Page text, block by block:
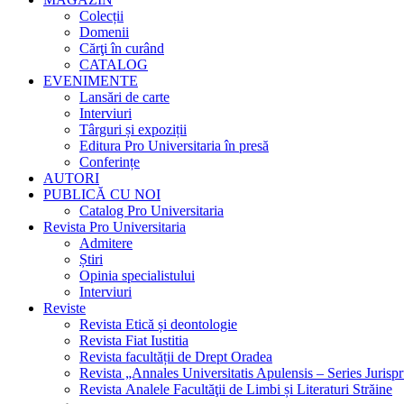
Colecții
Domenii
Cărţi în curând
CATALOG
EVENIMENTE
Lansări de carte
Interviuri
Târguri și expoziții
Editura Pro Universitaria în presă
Conferințe
AUTORI
PUBLICĂ CU NOI
Catalog Pro Universitaria
Revista Pro Universitaria
Admitere
Știri
Opinia specialistului
Interviuri
Reviste
Revista Etică și deontologie
Revista Fiat Iustitia
Revista facultății de Drept Oradea
Revista „Annales Universitatis Apulensis – Series
Revista Analele Facultăţii de Limbi și Literaturi Străine